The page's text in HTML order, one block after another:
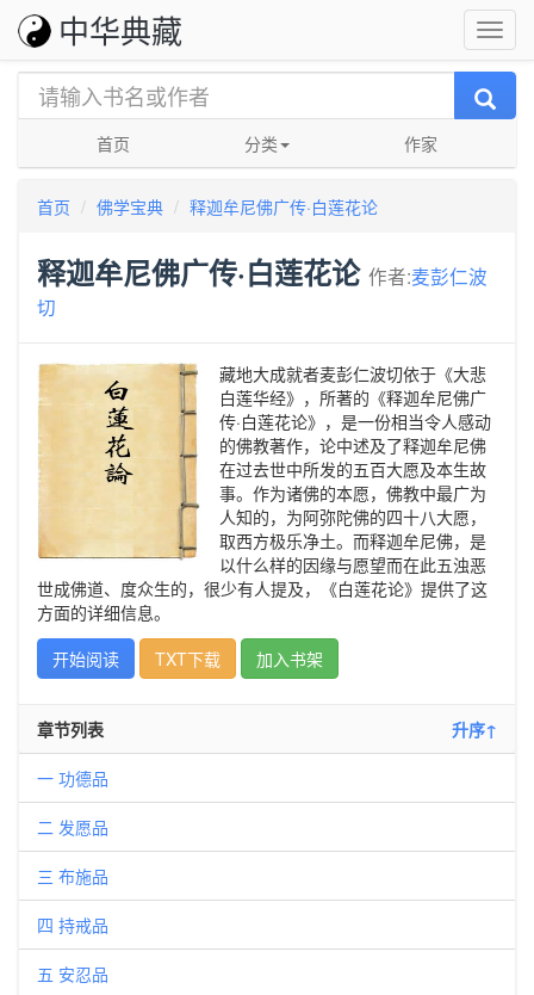
中华典藏
首页 分类 作家
首页 佛学宝典 释迦牟尼佛广传·白莲花论
释迦牟尼佛广传·白莲花论 作者:麦彭仁波
切
藏地大成就者麦彭仁波切依于《大悲
白莲华经》，所著的《释迦牟尼佛广
传·白莲花论》，是一份相当令人感动
的佛教著作，论中述及了释迦牟尼佛
在过去世中所发的五百大愿及本生故
事。作为诸佛的本愿，佛教中最广为
人知的，为阿弥陀佛的四十八大愿，
取西方极乐净土。而释迦牟尼佛，是
以什么样的因缘与愿望而在此五浊恶
世成佛道、度众生的，很少有人提及，《白莲花论》提供了这
方面的详细信息。
开始阅读
TXT下载 加入书架
章节列表 升序↑
一 功德品
二 发愿品
三 布施品
四 持戒品
五 安忍品